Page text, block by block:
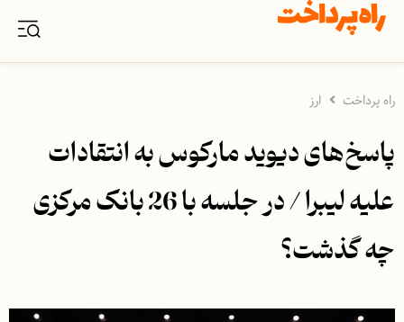
راه پرداخت ارز
پاسخ‌های دیوید مارکوس به انتقادات
علیه لیبرا / در جلسه با 26 بانک مرکزی
چه گذشت؟